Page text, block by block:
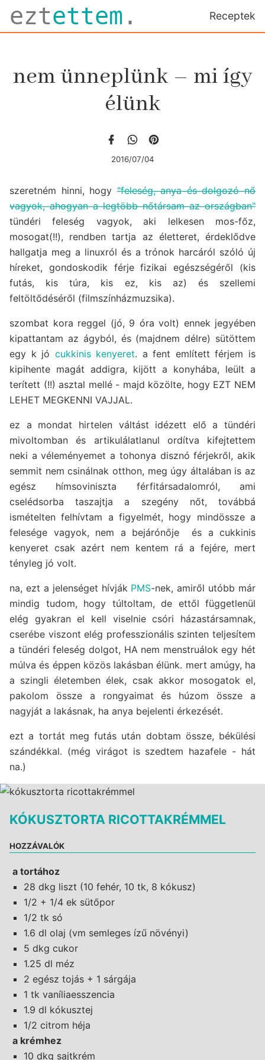
eztettem . Receptek
nem ünneplünk – mi így
élünk
2016/07/04
szeretném hinni, hogy"feleség, anya és dolgozó nő
vagyok, ahogyan a legtöbb nőtársam az országban"
tündéri feleség vagyok, aki lelkesen mos-főz,
mosogat(!!), rendben tartja az életteret, érdeklődve
hallgatja meg a linuxról és a trónok harcáról szóló új
híreket, gondoskodik férje fizikai egészségéről (kis
futás, kis túra, kis ez, kis az) és szellemi
feltöltődéséről (filmszínházmuzsika).
szombat kora reggel (jó, 9 óra volt) ennek jegyében
kipattantam az ágyból, és (majdnem délre) sütöttem
egy k jó cukkinis kenyeret. a fent említett férjem is
kipihente magát addigra, kijött a konyhába, leült a
terített (!!) asztal mellé - majd közölte, hogy EZT NEM
LEHET MEGKENNI VAJJAL.
ez a mondat hirtelen váltást idézett elő a tündéri
mivoltomban és artikulálatlanul ordítva kifejtettem
neki a véleményemet a tohonya disznó férjekről, akik
semmit nem csinálnak otthon, meg úgy általában is az
egész hímsoviniszta férfitársadalomról, ami
cselédsorba taszajtja a szegény nőt, továbbá
ismételten felhívtam a figyelmét, hogy mindössze a
felesége vagyok, nem a bejárónője és a cukkinis
kenyeret csak azért nem kentem rá a fejére, mert
tényleg jó volt.
na, ezt a jelenséget hívják PMS-nek, amiről utóbb már
mindig tudom, hogy túltoltam, de ettől függetlenül
elég gyakran el kell viselnie csóri házastársamnak,
cserébe viszont elég professzionális szinten teljesítem
a tündéri feleség dolgot, HA nem menstruálok egy hét
múlva és éppen közös lakásban élünk. mert amúgy, ha
a szingli életemben élek, csak akkor mosogatok el,
pakolom össze a rongyaimat és húzom össze a
nagyját a lakásnak, ha anya bejelenti érkezését.
ezt a tortát meg futás után dobtam össze, békülési
szándékkal. (még virágot is szedtem hazafele - hát
na.)
KÓKUSZTORTA RICOTTAKRÉMMEL
HOZZÁVALÓK
a tortához
28 dkg liszt (10 fehér, 10 tk, 8 kókusz)
1/2 + 1/4 ek sütőpor
1/2 tk só
1.6 dl olaj (vm semleges ízű növényi)
5 dkg cukor
1.25 dl méz
2 egész tojás + 1 sárgája
1 tk vaníliaesszencia
1.9 dl kókusztej
1/2 citrom héja
a krémhez
10 dkg sajtkrém